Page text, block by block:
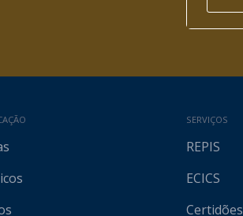
SERVIÇOS
REPIS
ECICS
Certidões